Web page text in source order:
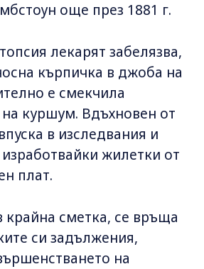
още през 1881 г.
лекарят забелязва,
кърпичка в джоба на
е смекчила
на куршум. Вдъхновен от
в изследвания и
жилетки от
плат.
крайна сметка, се връща
си задължения,
на